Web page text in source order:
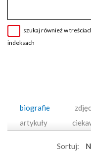
szukaj również w
indeksach
biografie
artykuły
Sortuj: